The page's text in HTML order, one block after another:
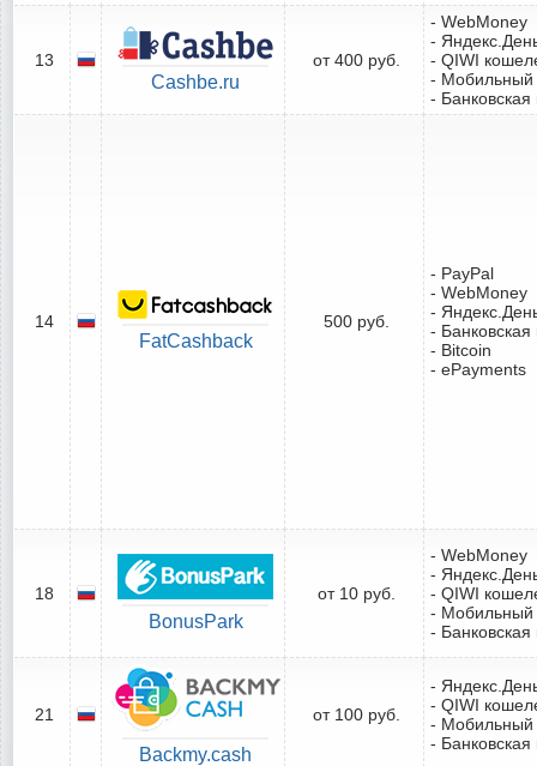
13
Cashbe.ru
от 400 руб.
- WebMoney
-
- QIWI
- Мобильный
-
14
FatCashback
500 руб.
- PayPal
- WebMoney
-
-
- Bitcoin
- ePayments
18
BonusPark
от 10 руб.
- WebMoney
-
- QIWI
- Мобильный
-
21
Backmy.cash
от 100 руб.
-
- QIWI
- Мобильный
-